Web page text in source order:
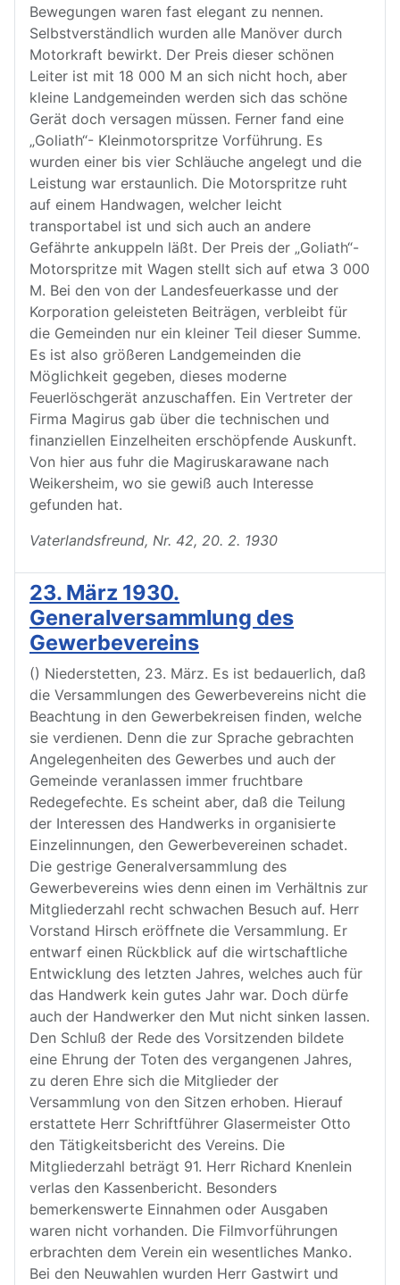
Bewegungen waren fast elegant zu nennen.
Selbstverständlich wurden alle Manöver durch
Motorkraft bewirkt. Der Preis dieser schönen
Leiter ist mit 18 000 M an sich nicht hoch, aber
kleine Landgemeinden werden sich das schöne
Gerät doch versagen müssen. Ferner fand eine
„Goliath“- Kleinmotorspritze Vorführung. Es
wurden einer bis vier Schläuche angelegt und die
Leistung war erstaunlich. Die Motorspritze ruht
auf einem Handwagen, welcher leicht
transportabel ist und sich auch an andere
Gefährte ankuppeln läßt. Der Preis der „Goliath“-
Motorspritze mit Wagen stellt sich auf etwa 3 000
M. Bei den von der Landesfeuerkasse und der
Korporation geleisteten Beiträgen, verbleibt für
die Gemeinden nur ein kleiner Teil dieser Summe.
Es ist also größeren Landgemeinden die
Möglichkeit gegeben, dieses moderne
Feuerlöschgerät anzuschaffen. Ein Vertreter der
Firma Magirus gab über die technischen und
finanziellen Einzelheiten erschöpfende Auskunft.
Von hier aus fuhr die Magiruskarawane nach
Weikersheim, wo sie gewiß auch Interesse
gefunden hat.
Vaterlandsfreund, Nr. 42, 20. 2. 1930
23. März 1930.
Generalversammlung des
Gewerbevereins
() Niederstetten, 23. März. Es ist bedauerlich, daß
die Versammlungen des Gewerbevereins nicht die
Beachtung in den Gewerbekreisen finden, welche
sie verdienen. Denn die zur Sprache gebrachten
Angelegenheiten des Gewerbes und auch der
Gemeinde veranlassen immer fruchtbare
Redegefechte. Es scheint aber, daß die Teilung
der Interessen des Handwerks in organisierte
Einzelinnungen, den Gewerbevereinen schadet.
Die gestrige Generalversammlung des
Gewerbevereins wies denn einen im Verhältnis zur
Mitgliederzahl recht schwachen Besuch auf. Herr
Vorstand Hirsch eröffnete die Versammlung. Er
entwarf einen Rückblick auf die wirtschaftliche
Entwicklung des letzten Jahres, welches auch für
das Handwerk kein gutes Jahr war. Doch dürfe
auch der Handwerker den Mut nicht sinken lassen.
Den Schluß der Rede des Vorsitzenden bildete
eine Ehrung der Toten des vergangenen Jahres,
zu deren Ehre sich die Mitglieder der
Versammlung von den Sitzen erhoben. Hierauf
erstattete Herr Schriftführer Glasermeister Otto
den Tätigkeitsbericht des Vereins. Die
Mitgliederzahl beträgt 91. Herr Richard Knenlein
verlas den Kassenbericht. Besonders
bemerkenswerte Einnahmen oder Ausgaben
waren nicht vorhanden. Die Filmvorführungen
erbrachten dem Verein ein wesentliches Manko.
Bei den Neuwahlen wurden Herr Gastwirt und